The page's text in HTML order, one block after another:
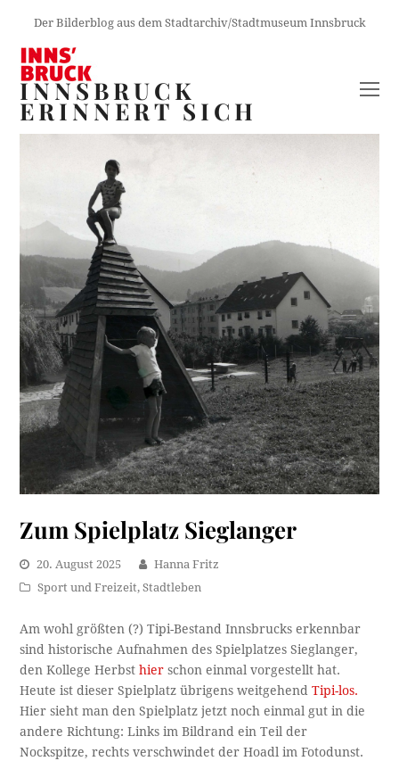
Der Bilderblog aus dem Stadtarchiv/Stadtmuseum Innsbruck
INNSBRUCK
ERINNERT SICH
Zum Spielplatz Sieglanger
20. August 2025
Hanna Fritz
Sport und Freizeit,Stadtleben
Am wohl größten (?) Tipi-Bestand Innsbrucks erkennbar
sind historische Aufnahmen des Spielplatzes Sieglanger,
den Kollege Herbsthier schon einmal vorgestellt hat.
Heute ist dieser Spielplatz übrigens weitgehendTipi-los.
Hier sieht man den Spielplatz jetzt noch einmal gut in die
andere Richtung: Links im Bildrand ein Teil der
Nockspitze, rechts verschwindet der Hoadl im Fotodunst.